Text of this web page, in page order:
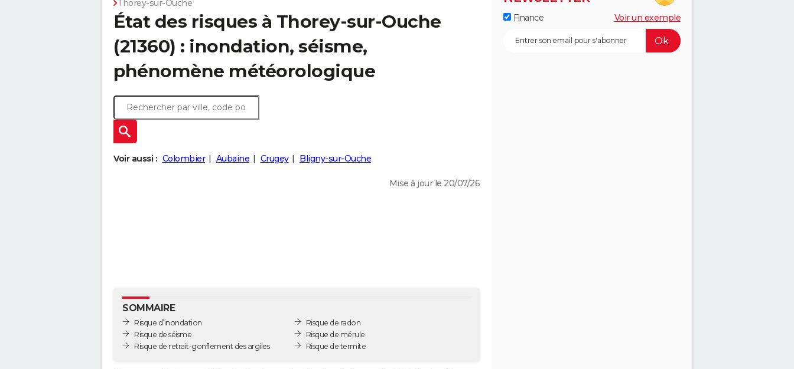
Thorey-sur-Ouche
État des risques à Thorey-sur-Ouche
(21360) : inondation, séisme,
phénomène météorologique
Voir aussi : Colombier Aubaine Crugey Bligny-sur-Ouche
Mise à jour le 20/07/26
SOMMAIRE
Risque d’inondation
Risque de séisme
Risque de retrait-gonflement des argiles
Risque de radon
Risque de mérule
Risque de termite
Finance Voir un exemple